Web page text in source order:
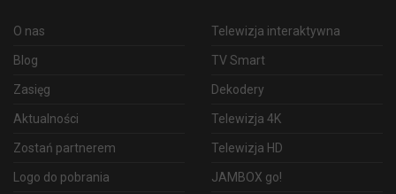
O nas
Blog
Zasięg
Aktualności
Zostań partnerem
Logo do pobrania
Telewizja interaktywna
TV Smart
Dekodery
Telewizja 4K
Telewizja HD
JAMBOX go!